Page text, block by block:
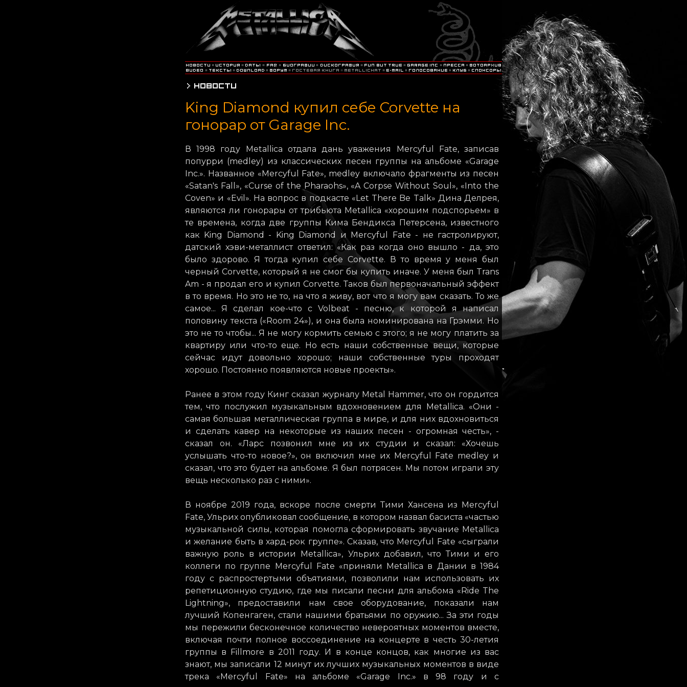
King Diamond купил себе Corvette на
гонорар от Garage Inc.
В 1998 году Metallica отдала дань уважения Mercyful Fate, записав
попурри (medley) из классических песен группы на альбоме «Garage
Inc.». Названное «Mercyful Fate», medley включало фрагменты из песен
«Satan's Fall», «Curse of the Pharaohs», «A Corpse Without Soul», «Into the
Coven» и «Evil». На вопрос в подкасте «Let There Be Talk» Дина Делрея,
являются ли гонорары от трибьюта Metallica «хорошим подспорьем» в
те времена, когда две группы Кима Бендикса Петерсена, известного
как King Diamond - King Diamond и Mercyful Fate - не гастролируют,
датский хэви-металлист ответил: «Как раз когда оно вышло - да, это
было здорово. Я тогда купил себе Corvette. В то время у меня был
черный Corvette, который я не смог бы купить иначе. У меня был Trans
Am - я продал его и купил Corvette. Таков был первоначальный эффект
в то время. Но это не то, на что я живу, вот что я могу вам сказать. То же
самое... Я сделал кое-что с Volbeat - песню, к которой я написал
половину текста («Room 24»), и она была номинирована на Грэмми. Но
это не то чтобы... Я не могу кормить семью с этого; я не могу платить за
квартиру или что-то еще. Но есть наши собственные вещи, которые
сейчас идут довольно хорошо; наши собственные туры проходят
хорошо. Постоянно появляются новые проекты».
Ранее в этом году Кинг сказал журналу Metal Hammer, что он гордится
тем, что послужил музыкальным вдохновением для Metallica. «Они -
самая большая металлическая группа в мире, и для них вдохновиться
и сделать кавер на некоторые из наших песен - огромная честь», -
сказал он. «Ларс позвонил мне из их студии и сказал: «Хочешь
услышать что-то новое?», он включил мне их Mercyful Fate medley и
сказал, что это будет на альбоме. Я был потрясен. Мы потом играли эту
вещь несколько раз с ними».
В ноябре 2019 года, вскоре после смерти Тими Хансена из Mercyful
Fate, Ульрих опубликовал сообщение, в котором назвал басиста «частью
музыкальной силы, которая помогла сформировать звучание Metallica
и желание быть в хард-рок группе». Сказав, что Mercyful Fate «сыграли
важную роль в истории Metallica», Ульрих добавил, что Тими и его
коллеги по группе Mercyful Fate «приняли Metallica в Дании в 1984
году с распростертыми объятиями, позволили нам использовать их
репетиционную студию, где мы писали песни для альбома «Ride The
Lightning», предоставили нам свое оборудование, показали нам
лучший Копенгаген, стали нашими братьями по оружию... За эти годы
мы пережили бесконечное количество невероятных моментов вместе,
включая почти полное воссоединение на концерте в честь 30-летия
группы в Fillmore в 2011 году. И в конце концов, как многие из вас
знают, мы записали 12 минут их лучших музыкальных моментов в виде
трека «Mercyful Fate» на альбоме «Garage Inc.» в 98 году и с